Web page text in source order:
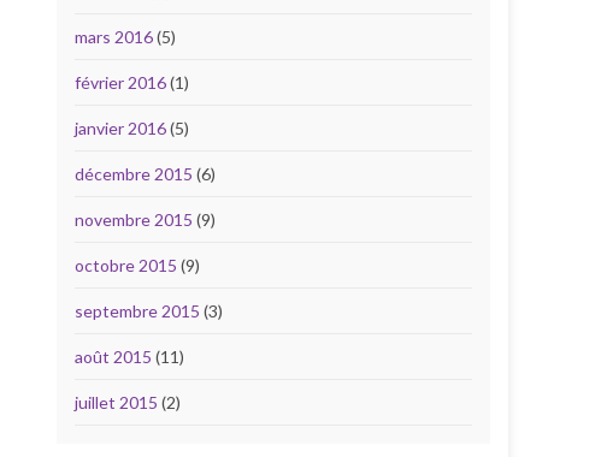
mars 2016(5)
février 2016(1)
janvier 2016(5)
décembre 2015 (6)
novembre 2015 (9)
octobre 2015 (9)
septembre 2015 (3)
août 2015 (11)
juillet 2015 (2)